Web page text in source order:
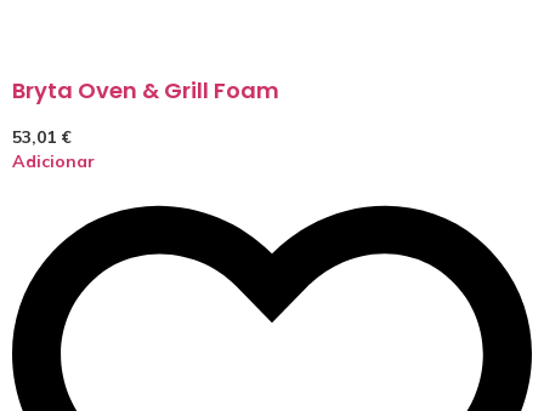
Bryta Oven & Grill Foam
53,01 €
Adicionar